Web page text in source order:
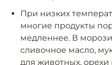
При низких
многие продукты
медленнее. В
сливочное масло,
для животных, орехи